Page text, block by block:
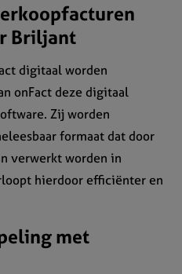
Briljant
digitaal worden
onFact deze digitaal
Zij worden
formaat dat door
verwerkt worden in
hierdoor efficiënter en
met